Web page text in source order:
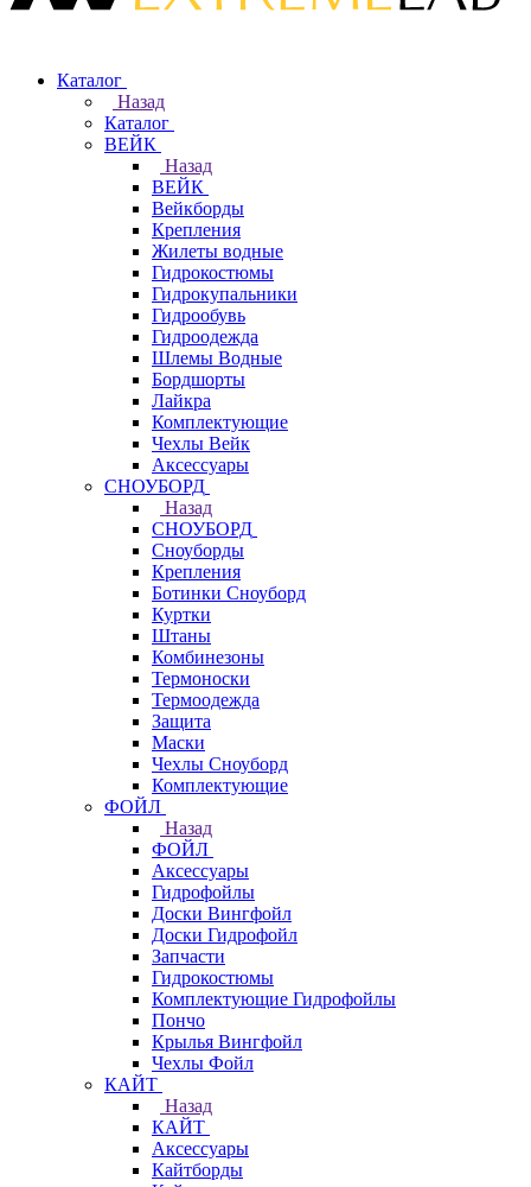
Каталог
Назад
Каталог
ВЕЙК
Назад
ВЕЙК
Вейкборды
Крепления
Жилеты водные
Гидрокостюмы
Гидрокупальники
Гидрообувь
Гидроодежда
Шлемы Водные
Бордшорты
Лайкра
Комплектующие
Чехлы Вейк
Аксессуары
СНОУБОРД
Назад
СНОУБОРД
Сноуборды
Крепления
Ботинки Сноуборд
Куртки
Штаны
Комбинезоны
Термоноски
Термоодежда
Защита
Маски
Чехлы Сноуборд
Комплектующие
ФОЙЛ
Назад
ФОЙЛ
Аксессуары
Гидрофойлы
Доски Вингфойл
Доски Гидрофойл
Запчасти
Гидрокостюмы
Комплектующие Гидрофойлы
Пончо
Крылья Вингфойл
Чехлы Фойл
КАЙТ
Назад
КАЙТ
Аксессуары
Кайтборды